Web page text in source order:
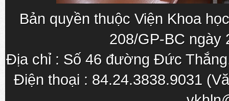
Bản quyền thuộc Viện Khoa
208/GP-BC ngày
Địa chỉ : Số 46 đường Đức
Điện thoại : 84.24.3838.9031